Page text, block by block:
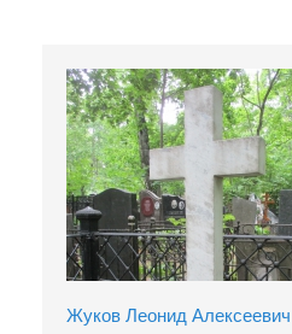
Жуков Леонид Алексеевич